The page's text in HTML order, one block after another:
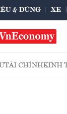
& DÙNG XE
TÀI CHÍNHKINH